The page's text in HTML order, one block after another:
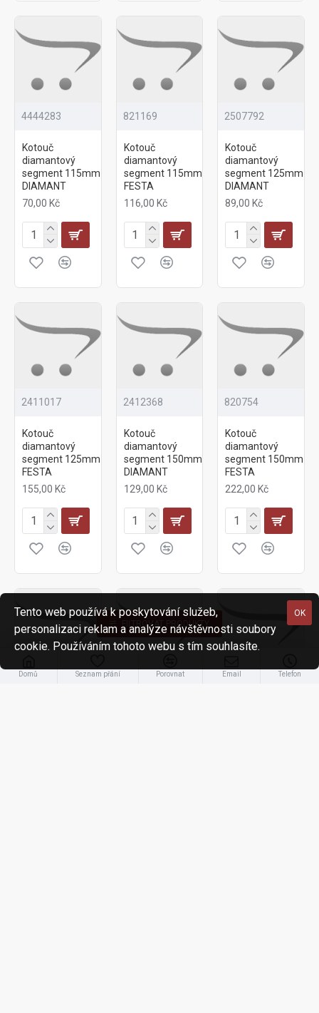
4444283
Kotouč
diamantový
segment 115mm
DIAMANT
70,00 Kč
821169
Kotouč
diamantový
segment 115mm
FESTA
116,00 Kč
2507792
Kotouč
diamantový
segment 125mm
DIAMANT
89,00 Kč
2411017
Kotouč
diamantový
segment 125mm
FESTA
155,00 Kč
2412368
Kotouč
diamantový
segment 150mm
DIAMANT
129,00 Kč
820754
Kotouč
diamantový
segment 150mm
FESTA
222,00 Kč
Domů Seznam přání Porovnat Email Telefon
OK
Tento web používá k poskytování služeb,
personalizaci reklam a analýze návštěvnosti soubory
cookie. Používáním tohoto webu s tím souhlasíte.
FILTROVAT PRODUKTY